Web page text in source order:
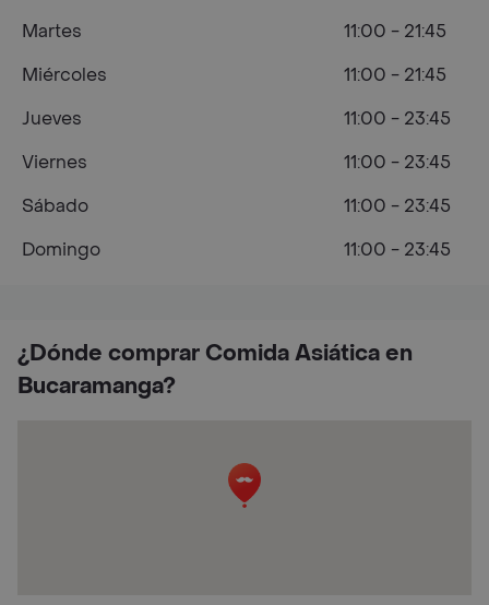
¿Dónde comprar Comida Asiática en
Bucaramanga?
Martes
11:00 - 21:45
Miércoles
11:00 - 21:45
Jueves
11:00 - 23:45
Viernes
11:00 - 23:45
Sábado
11:00 - 23:45
Domingo
11:00 - 23:45